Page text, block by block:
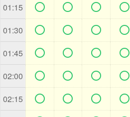
01:15    
01:30    
01:45    
02:00    
02:15    